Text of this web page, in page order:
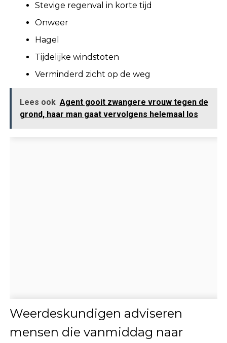
Stevige regenval in korte tijd
Onweer
Hagel
Tijdelijke windstoten
Verminderd zicht op de weg
Lees ook Agent gooit zwangere vrouw tegen de
grond, haar man gaat vervolgens helemaal los
Weerdeskundigen adviseren
mensen die vanmiddag naar